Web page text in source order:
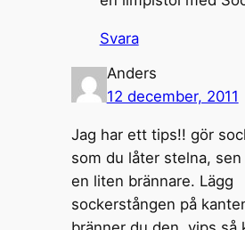
Svara
Anders
12 december, 2011
Jag har ett tips!! gör
som du låter stelna,
en liten brännare. Lägg
sockerstången på